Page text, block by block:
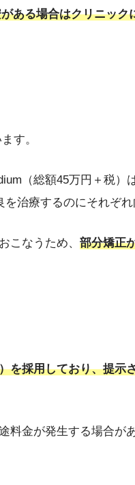
ある場合はクリニック
す。
（総額45万円＋税）
治療するのにそれぞ
こなうため、 部分矯正
を採用しており、提示
料金が発生する場合が